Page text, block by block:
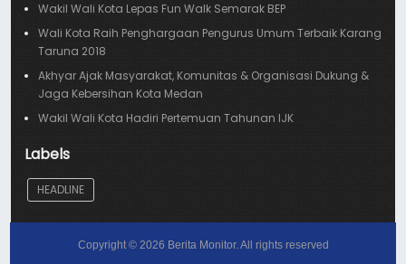
Wakil Wali Kota Lepas Fun Walk Semarak BEP
Wali Kota Raih Penghargaan Pengurus Umum Terbaik Karang
Taruna 2018
Akhyar Ajak Masyarakat, Komunitas & Organisasi Dukung &
Jaga Kebersihan Kota Medan
Wakil Wali Kota Hadiri Pertemuan Tahunan IJK
Labels
HEADLINE
Copyright © 2026 Berita Monitor. All rights reserved